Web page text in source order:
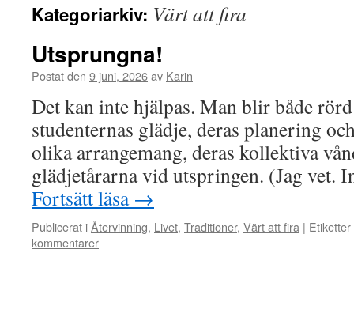
Kategoriarkiv: Värt att fira
Utsprungna!
Postat den 9 juni, 2026av Karin
Det kan inte hjälpas. Man blir både
studenternas glädje, deras planering
olika arrangemang, deras kollektiva
glädjetårarna vid utspringen. (Jag
Fortsätt läsa →
Publicerat iÅtervinning, Livet, Traditioner, Värt att fira | Etiketter
kommentarer